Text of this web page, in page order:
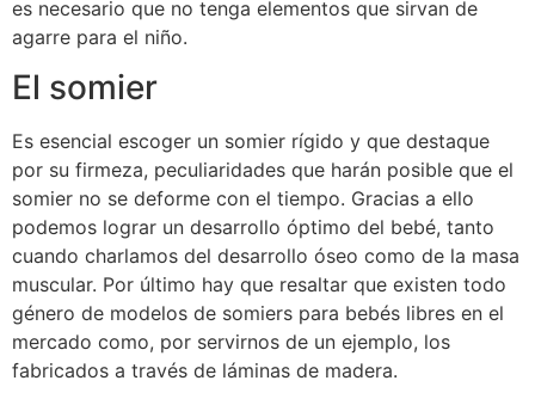
es necesario que no tenga elementos que sirvan de
agarre para el niño.
El somier
Es esencial escoger un somier rígido y que destaque
por su firmeza, peculiaridades que harán posible que el
somier no se deforme con el tiempo. Gracias a ello
podemos lograr un desarrollo óptimo del bebé, tanto
cuando charlamos del desarrollo óseo como de la masa
muscular. Por último hay que resaltar que existen todo
género de modelos de somiers para bebés libres en el
mercado como, por servirnos de un ejemplo, los
fabricados a través de láminas de madera.